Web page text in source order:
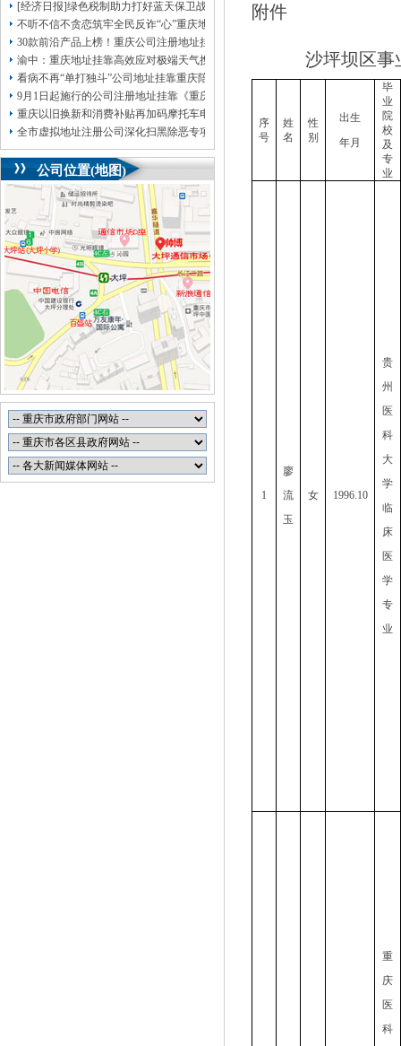
[经济日报]绿色税制助力打好蓝天保卫战
不听不信不贪恋筑牢全民反诈“心”重庆地址挂靠防线——大渡口区开展大型主题
30款前沿产品上榜！重庆公司注册地址挂靠第二批未来产业标志性产品公示
渝中：重庆地址挂靠高效应对极端天气携手筑牢安全屏障
看病不再“单打独斗”公司地址挂靠重庆陪诊服务升温
9月1日起施行的公司注册地址挂靠《重庆市预防未成年人犯罪条例》明确——可
重庆以旧换新和消费补贴再加码摩托车电动自行车首次被纳入，重庆无地址注册
全市虚拟地址注册公司深化扫黑除恶专项斗争部署会议召开
公司位置(地图)
附件
沙坪坝区事
序
号
姓
名
性
别
出生
年月
毕
业
院
校
及
专
业
1
廖
流
玉
女 1996.10
贵
州
医
科
大
学
临
床
医
学
专
业
重
庆
医
科